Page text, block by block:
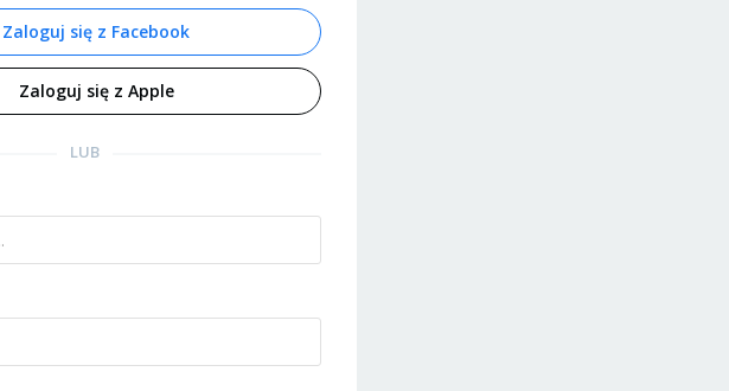
Zaloguj się z Facebook
Zaloguj się z Apple
LUB